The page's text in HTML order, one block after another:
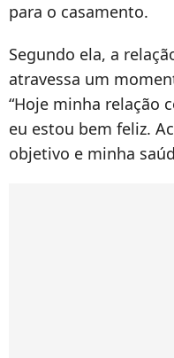
para o casamento.
Segundo ela, a
atravessa um
“Hoje minha relação
eu estou bem feliz.
objetivo e minha